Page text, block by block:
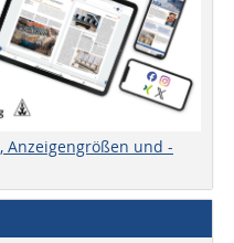
Anzeigengrößen und -